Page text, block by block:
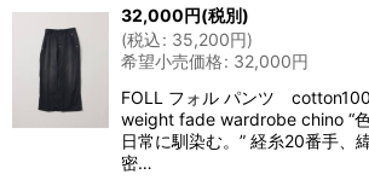
32,000円(税別)
(税込: 35,200円)
希望小売価格: 32,000円
FOLL フォル パンツ
weight fade wardrobe chino “色
日常に馴染む。” 経糸20番手、
密…